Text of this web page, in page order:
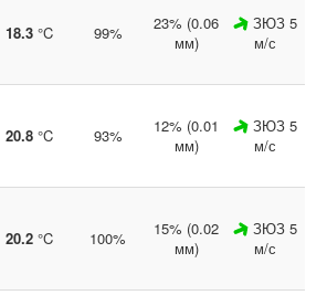
18.3 °C 99%
23% (0.06
мм)
ЗЮЗ 5
м/с
20.8 °C 93%
12% (0.01
мм)
ЗЮЗ 5
м/с
20.2 °C 100%
15% (0.02
мм)
ЗЮЗ 5
м/с